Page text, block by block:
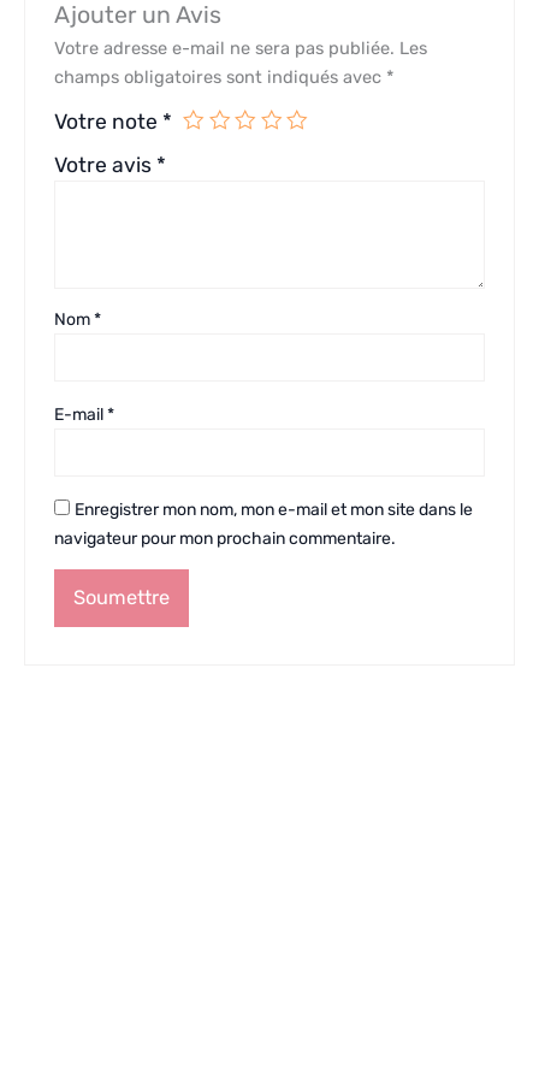
Ajouter un Avis
Votre adresse e-mail ne sera pas publiée. Les
champs obligatoires sont indiqués avec *
Votre note *
Votre avis *
Nom*
E-mail*
Enregistrer mon nom, mon e-mail et mon site dans le
navigateur pour mon prochain commentaire.